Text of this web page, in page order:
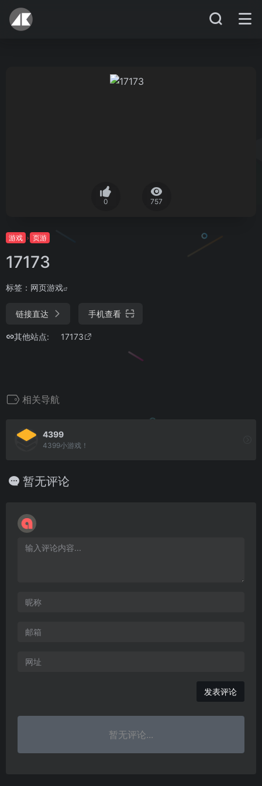
0 757
游戏 页游
17173
标签： 网页游戏
链接直达 手机查看
其他站点: 17173
相关导航
4399
4399小游戏！
暂无评论
暂无评论...